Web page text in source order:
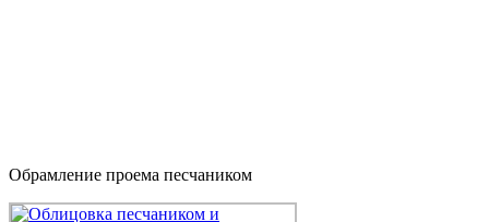
Обрамление проема песчаником